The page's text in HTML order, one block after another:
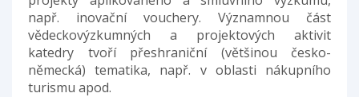
např. inovační vouchery. Významnou část
vědeckovýzkumných a projektových aktivit
katedry tvoří přeshraniční (většinou česko-
německá) tematika, např. v oblasti nákupního
turismu apod.